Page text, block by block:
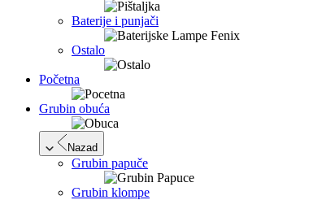
Baterije i punjači
Ostalo
Početna
Grubin obuća
Nazad
Grubin papuče
Grubin klompe